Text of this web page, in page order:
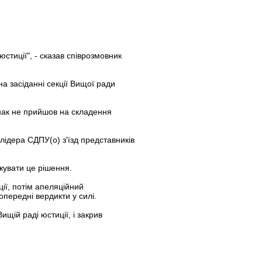
- сказав співрозмовник
секції Вищої ради
не прийшов на складення
СДПУ(о) з'їзд представників
це рішення.
потім апеляційний
вердикти у силі.
раді юстиції, і закрив